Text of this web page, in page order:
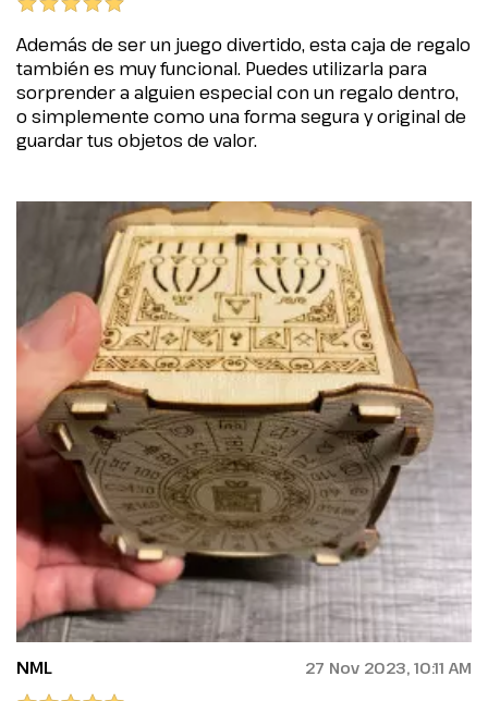
Además de ser un juego divertido, esta caja de regalo
también es muy funcional. Puedes utilizarla para
sorprender a alguien especial con un regalo dentro,
o simplemente como una forma segura y original de
guardar tus objetos de valor.
NML 27 Nov 2023, 10:11 AM